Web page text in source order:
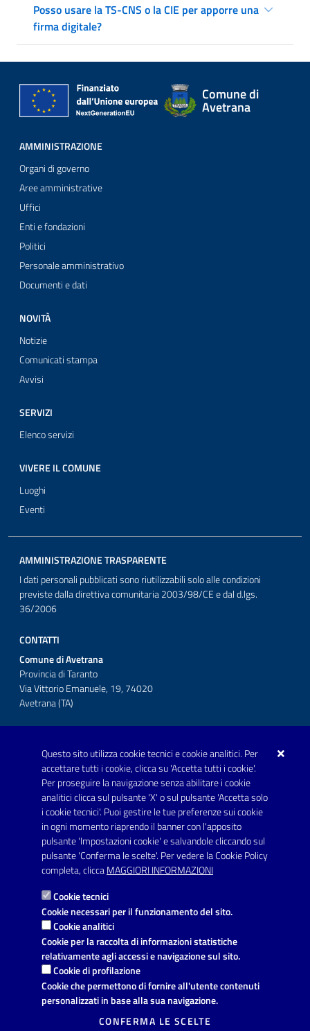
Questo sito utilizza cookie tecnici e cookie analitici. Per
accettare tutti i cookie, clicca su 'Accetta tutti i cookie'.
Per proseguire la navigazione senza abilitare i cookie
analitici clicca sul pulsante 'X' o sul pulsante 'Accetta solo
i cookie tecnici'. Puoi gestire le tue preferenze sui cookie
in ogni momento riaprendo il banner con l'apposito
pulsante 'Impostazioni cookie' e salvandole cliccando sul
pulsante 'Conferma le scelte'. Per vedere la Cookie Policy
completa, cliccaMAGGIORI INFORMAZIONI
Cookie tecnici
Cookie necessari per il funzionamento del sito.
Cookie analitici
Cookie per la raccolta di informazioni statistiche
relativamente agli accessi e navigazione sul sito.
Cookie di profilazione
Cookie che permettono di fornire all'utente contenuti
personalizzati in base alla sua navigazione.
CONFERMA LE SCELTE
Posso usare la TS-CNS o la CIE per apporre una
firma digitale?
Comune di
Avetrana
AMMINISTRAZIONE
Organi di governo
Aree amministrative
Uffici
Enti e fondazioni
Politici
Personale amministrativo
Documenti e dati
NOVITÀ
Notizie
Comunicati stampa
Avvisi
SERVIZI
Elenco servizi
VIVERE IL COMUNE
Luoghi
Eventi
AMMINISTRAZIONE TRASPARENTE
I dati personali pubblicati sono riutilizzabili solo alle condizioni
previste dalla direttiva comunitaria 2003/98/CE e dal d.lgs.
36/2006
CONTATTI
Comune di Avetrana
Provincia di Taranto
Via Vittorio Emanuele, 19, 74020
Avetrana (TA)
Telefono: 0999707766
Fax: 0999704336
Posta Elettronica Certificata:
prot.comune.avetrana@pec.rupar.puglia.it
Link utili
Informativa privacy
Dichiarazione di accessibilità
Note legali
Leggi le FAQ
Richiesta di assistenza
Segnalazione disservizio